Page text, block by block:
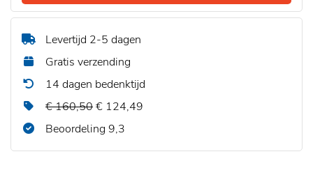
Levertijd 2-5 dagen
Gratis verzending
14 dagen bedenktijd
€ 160,50€ 124,49
Beoordeling 9,3